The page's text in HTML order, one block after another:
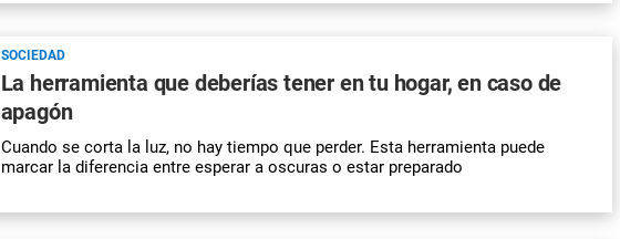
SOCIEDAD
La herramienta que deberías tener en tu hogar, en caso de
apagón
Cuando se corta la luz, no hay tiempo que perder. Esta herramienta puede
marcar la diferencia entre esperar a oscuras o estar preparado